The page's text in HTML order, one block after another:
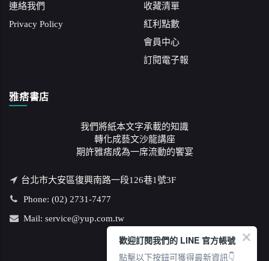
連絡我們
Privacy Policy
收藏清單
紅利點數
會員中心
訂閱電子報
雅痞書店
我們將紙本文字承載的知識
轉化成藝文沙龍講座
期許雅痞成為一席流動的饗宴
台北市大安區復興南路一段126巷1號3F
Phone: (02) 2731-7477
Mail: service@yup.com.tw
歡迎訂閱我們的 LINE 官方帳號
點擊以下按鈕可獲得最新資訊👇